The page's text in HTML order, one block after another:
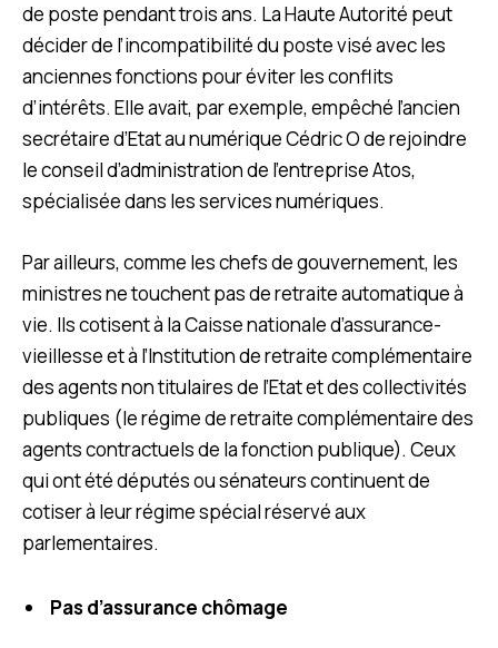
de poste pendant trois ans. La Haute Autorité peut
décider de l’incompatibilité du poste visé avec les
anciennes fonctions pour éviter les conflits
d’intérêts. Elle avait, par exemple, empêché l’ancien
secrétaire d’Etat au numérique Cédric O de rejoindre
le conseil d’administration de l’entreprise Atos,
spécialisée dans les services numériques.
Par ailleurs, comme les chefs de gouvernement, les
ministres ne touchent pas de retraite automatique à
vie. Ils cotisent à la Caisse nationale d’assurance-
vieillesse et à l’Institution de retraite complémentaire
des agents non titulaires de l’Etat et des collectivités
publiques (le régime de retraite complémentaire des
agents contractuels de la fonction publique). Ceux
qui ont été députés ou sénateurs continuent de
cotiser à leur régime spécial réservé aux
parlementaires.
Pas d’assurance chômage